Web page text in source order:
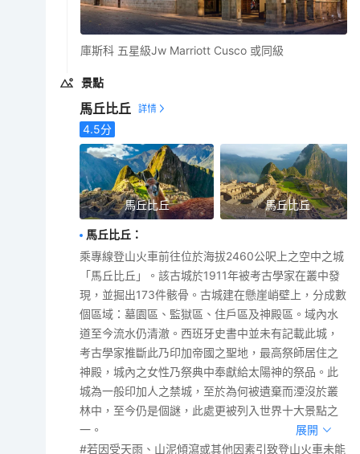
庫斯科 五星級Jw Marriott Cusco 或同級
景點
馬丘比丘
4.5分
馬丘比丘 馬丘比丘
馬丘比丘 ：
乘專線登山火車前往位於海拔2460公呎上之空中之城
「馬丘比丘」。該古城於1911年被考古學家在叢中發
現，並掘出173件骸骨。古城建在懸崖峭壁上，分成數
個區域：墓園區、監獄區、住戶區及神殿區。域內水
道至今流水仍清澈。西班牙史書中並未有記載此城，
考古學家推斷此乃印加帝國之聖地，最高祭師居住之
神殿，城內之女性乃祭典中奉獻給太陽神的祭品。此
城為一般印加人之禁城，至於為何被遺棄而湮沒於叢
林中，至今仍是個謎，此處更被列入世界十大景點之
一。
展開
#若因受天雨、山泥傾瀉或其他因素引致登山火車未能